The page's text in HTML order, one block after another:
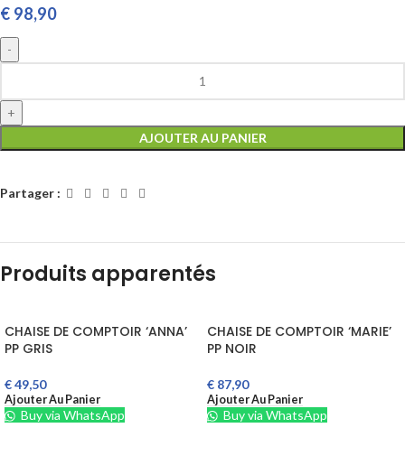
€ 98,90
AJOUTER AU PANIER
Partager :
Produits apparentés
CHAISE DE COMPTOIR ‘ANNA’
PP GRIS
€49,50
Ajouter Au Panier
Buy via WhatsApp
CHAISE DE COMPTOIR ‘MARIE’
PP NOIR
€ 87,90
Ajouter Au Panier
Buy via WhatsApp